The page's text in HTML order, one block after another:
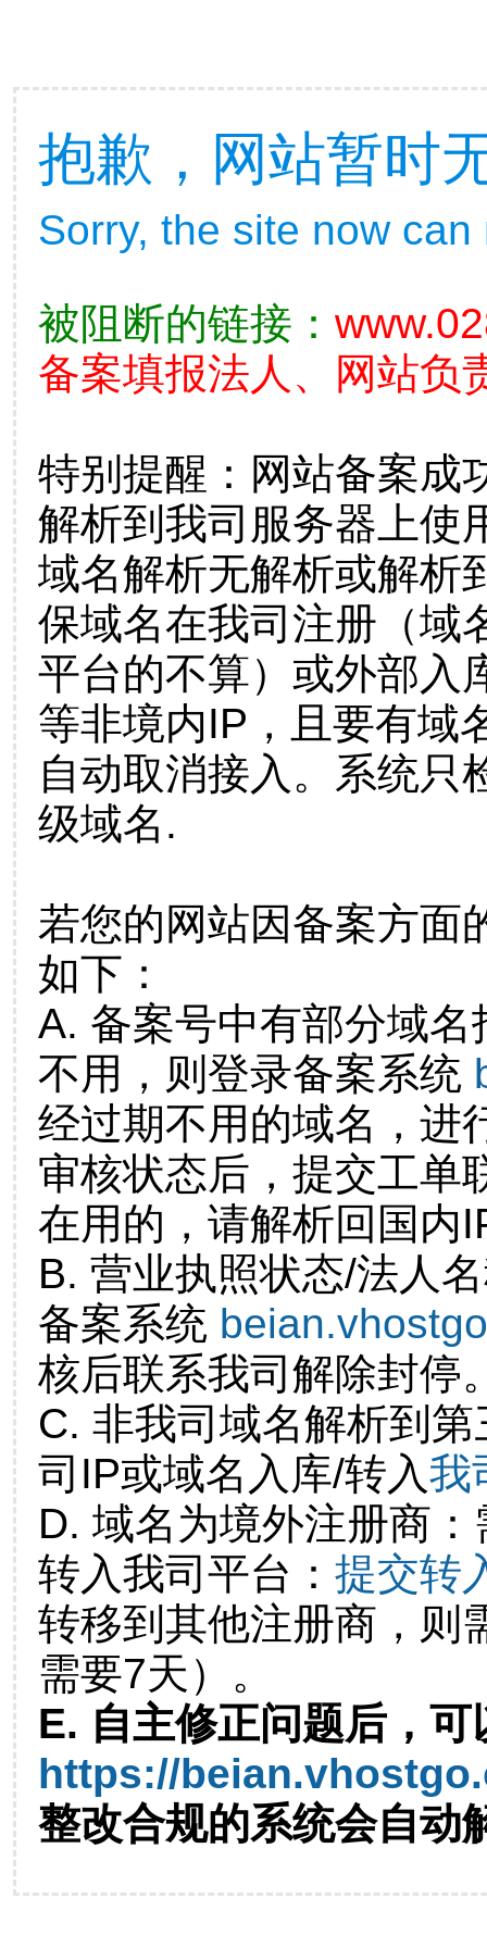
抱歉，网站暂时
Sorry, the site now
被阻断的链接：
备案填报法人、网站负
特别提醒：网站备案成
解析到我司服务器上使
域名解析无解析或解析
保域名在我司注册（域
平台的不算）或外部入
等非境内IP，且要有域
自动取消接入。系统只
级域名.
若您的网站因备案方面
如下：
A. 备案号中有部分域
不用，则登录备案系统
经过期不用的域名，进
审核状态后，提交工单
在用的，请解析回国内
B. 营业执照状态/法人
备案系统
核后联系我司解除封停
C. 非我司域名解析到
司IP或域名入库/转入我
D. 域名为境外注册商
转入我司平台： 提交转
转移到其他注册商，则
需要7天）。
E. 自主修正问题后，可
https://
整改合规的系统会自动